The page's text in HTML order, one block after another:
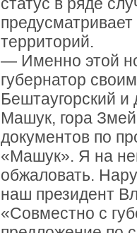
территорий.
— Именно этой
губернатор
Бештаугорский
Машук, гора
документов по
«Машук». Я на
обжаловать.
наш президент
«Совместно с